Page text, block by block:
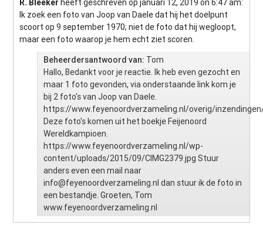
R. Bleeker heeft geschreven op januari 12, 2019 on 6:47 am:
Ik zoek een foto van Joop van Daele dat hij het doelpunt
scoort op 9 september 1970; niet de foto dat hij wegloopt,
maar een foto waarop je hem echt ziet scoren.
Beheerdersantwoord van: Tom
Hallo, Bedankt voor je reactie. Ik heb even gezocht en
maar 1 foto gevonden, via onderstaande link kom je
bij 2 foto's van Joop van Daele.
https://www.feyenoordverzameling.nl/overig/
Deze foto's komen uit het boekje Feijenoord
Wereldkampioen.
https://www.feyenoordverzameling.nl/wp-
content/uploads/2015/09/CIMG2379.jpg Stuur
anders even een mail naar
info@feyenoordverzameling.nl dan stuur ik de foto in
een bestandje. Groeten, Tom
www.feyenoordverzameling.nl